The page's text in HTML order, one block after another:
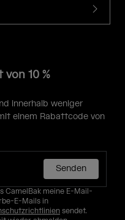
10 %
innerhalb weniger
einem Rabattcode von
Senden
CamelBak meine E-Mail-
E-Mails in
sendet.